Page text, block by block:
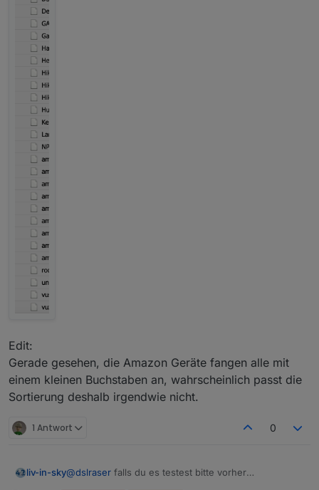
Edit:
Gerade gesehen, die Amazon Geräte fangen alle mit
einem kleinen Buchstaben an, wahrscheinlich passt die
Sortierung deshalb irgendwie nicht.
1 Antwort 0
liv-in-sky@dslraser falls du es testest bitte vorher